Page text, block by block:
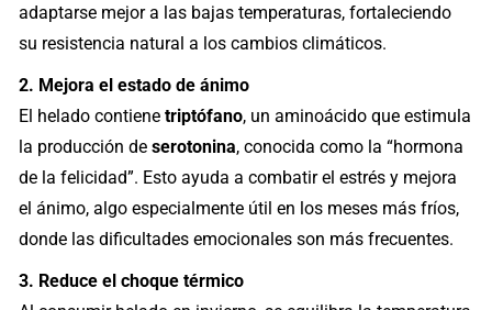
adaptarse mejor a las bajas temperaturas, fortaleciendo
su resistencia natural a los cambios climáticos.
2. Mejora el estado de ánimo
El helado contienetriptófano, un aminoácido que estimula
la producción deserotonina, conocida como la “hormona
de la felicidad”. Esto ayuda a combatir el estrés y mejora
el ánimo, algo especialmente útil en los meses más fríos,
donde las dificultades emocionales son más frecuentes.
3. Reduce el choque térmico